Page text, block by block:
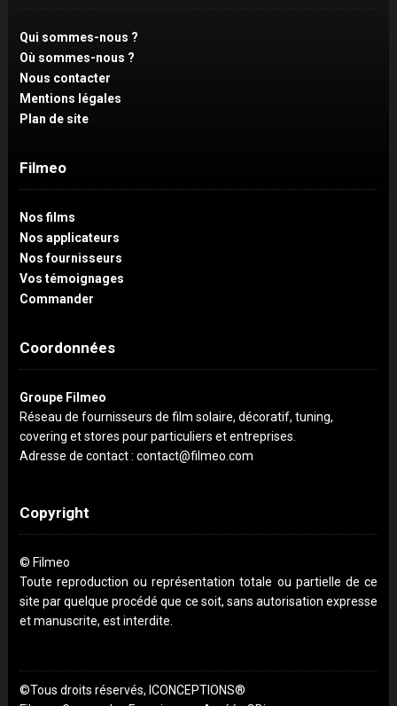
Qui sommes-nous ?
Où sommes-nous ?
Nous contacter
Mentions légales
Plan de site
Filmeo
Nos films
Nos applicateurs
Nos fournisseurs
Vos témoignages
Commander
Coordonnées
Groupe Filmeo
Réseau de fournisseurs de film solaire, décoratif, tuning,
covering et stores pour particuliers et entreprises.
Adresse de contact : contact@filmeo.com
Copyright
© Filmeo
Toute reproduction ou représentation totale ou partielle de ce
site par quelque procédé que ce soit, sans autorisation expresse
et manuscrite, est interdite.
©Tous droits réservés, ICONCEPTIONS®